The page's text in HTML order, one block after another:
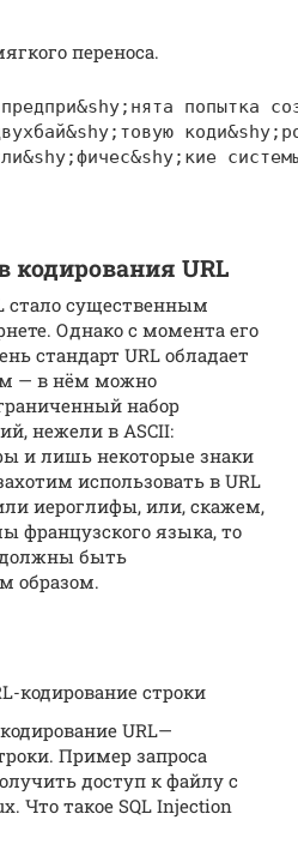
переноса.
попытка
кодирования URL
стало существенным
Однако с момента его
стандарт URL обладает
— в нём можно
набор
нежели в ASCII:
и лишь некоторые знаки
использовать в URL
иероглифы, или, скажем,
французского языка, то
быть
образом.
-кодирование строки
URL—
Пример запроса
доступ к файлу с
Что такое SQL Injection